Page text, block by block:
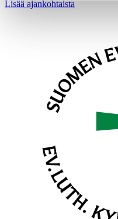
Lisää ajankohtaista